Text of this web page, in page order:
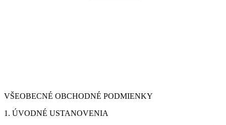
VŠEOBECNÉ OBCHODNÉ PODMIENKY
1. ÚVODNÉ USTANOVENIA